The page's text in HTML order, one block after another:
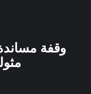
وقفة